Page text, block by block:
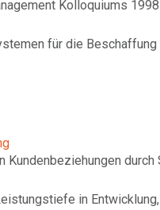
Kolloquiums 1998
für die Beschaffung
in